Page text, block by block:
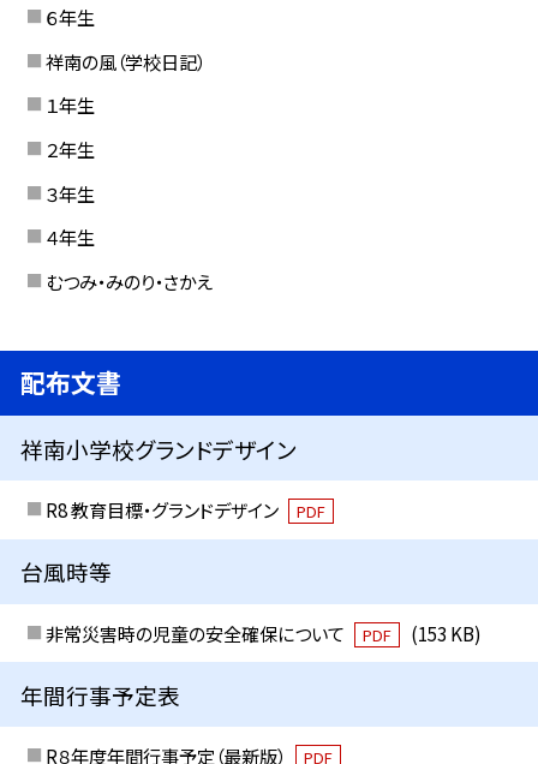
６年生
祥南の風（学校日記）
１年生
２年生
３年生
４年生
むつみ・みのり・さかえ
配布文書
祥南小学校グランドデザイン
R8 教育目標・グランドデザイン PDF
台風時等
非常災害時の児童の安全確保について PDF (153 KB)
年間行事予定表
R８年度年間行事予定（最新版） PDF